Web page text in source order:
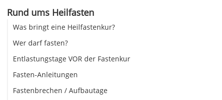
Rund ums Heilfasten
Was bringt eine Heilfastenkur?
Wer darf fasten?
Entlastungstage VOR der Fastenkur
Fasten-Anleitungen
Fastenbrechen / Aufbautage